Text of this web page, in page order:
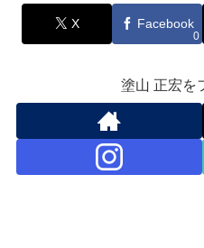
X Facebook
0
塗山 正宏を